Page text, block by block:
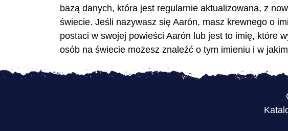
bazą danych, która jest regularnie aktualizowana, z
świecie. Jeśli nazywasz się Aarón, masz krewnego o
postaci w swojej powieści Aarón lub jest to imię, które
osób na świecie możesz znaleźć o tym imieniu i w